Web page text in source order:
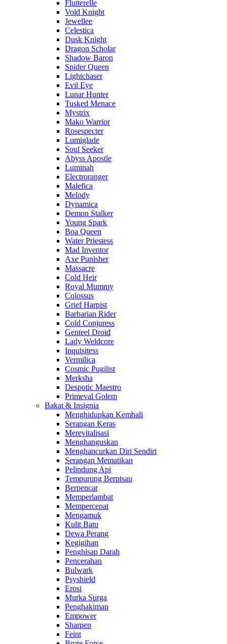
Flutterelle
Void Knight
Jewellee
Celestica
Dusk Knight
Dragon Scholar
Shadow Baron
Spider Queen
Lightchaser
Evil Eye
Lunar Hunter
Tusked Menace
Mystrix
Mako Warrior
Rosespecter
Lumiglade
Soul Seeker
Abyss Apostle
Luminah
Electroranger
Malefica
Melody
Dynamica
Demon Stalker
Young Spark
Boa Queen
Water Priestess
Mad Inventor
Axe Punisher
Massacre
Cold Heir
Royal Mummy
Colossus
Grief Harpist
Barbarian Rider
Cold Conjuress
Genteel Droid
Lady Weldcore
Inquisitess
Vermilica
Cosmic Pugilist
Merksha
Despotic Maestro
Primeval Golem
Bakat & Insignia
Menghidupkan Kembali
Serangan Keras
Merevitalisasi
Menghanguskan
Menghancurkan Diri Sendiri
Serangan Mematikan
Pelindung Api
Tempurung Berpisau
Berpencar
Memperlambat
Mempercepat
Mengamuk
Kulit Batu
Dewa Perang
Kegigihan
Penghisap Darah
Pencerahan
Bulwark
Psyshield
Erosi
Murka Surga
Penghakiman
Empower
Sharpen
Feint